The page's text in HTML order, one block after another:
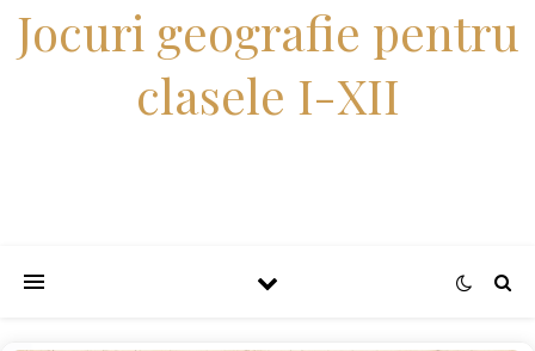
Jocuri geografie pentru
clasele I-XII